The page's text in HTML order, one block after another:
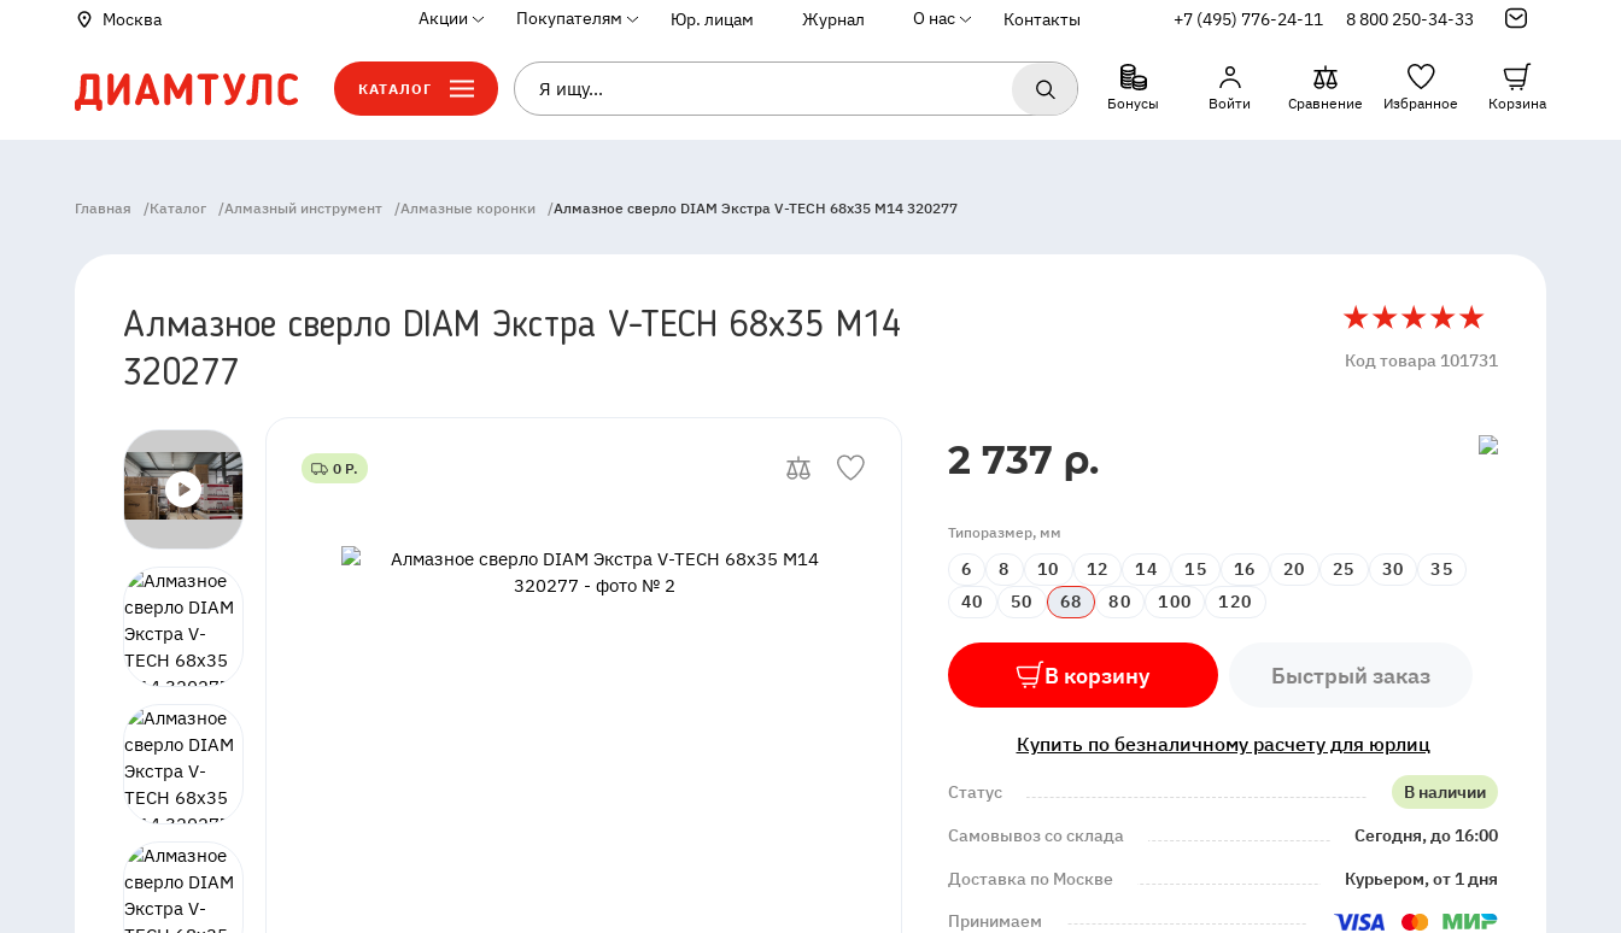
Москва Акции Покупателям Юр. лицам Журнал О нас Контакты +7 (495) 776-24-11 8 800 250-34-33
КАТАЛОГ
Бонусы Войти Сравнение Избранное Корзина
Главная /Каталог /Алмазный инструмент /Алмазные коронки /Алмазное сверло DIAM Экстра V-TECH 68x35 М14 320277
Алмазное сверло DIAM Экстра V-TECH 68x35 М14
320277
5
Код товара 101731
0 Р.
Типоразмер, мм
6 8 10 12 14 15 16 20 25 30
35
40
50 68 80 100 120
Купить по безналичному расчету для юрлиц
2 737 р.
В корзину Быстрый заказ
Статус
В наличии
Самовывоз со склада
Сегодня, до 16:00
Доставка по Москве
Курьером, от 1 дня
Принимаем